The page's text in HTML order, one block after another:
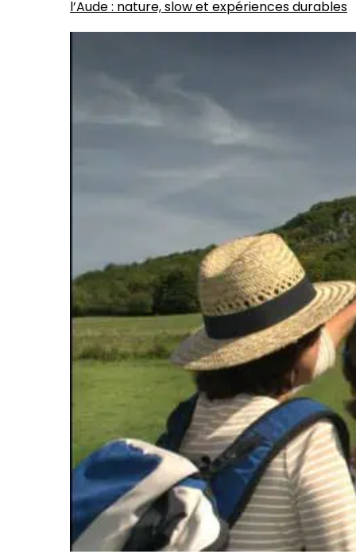
l’Aude : nature, slow et expériences durables